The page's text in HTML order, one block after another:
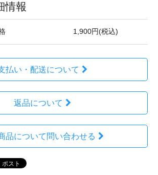
情報
1,900円(税込)
払い・配送について
返品について
品について問い合わせる